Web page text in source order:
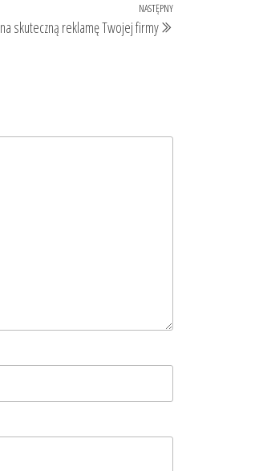
Następny
NASTĘPNY
skuteczną reklamę Twojej firmy